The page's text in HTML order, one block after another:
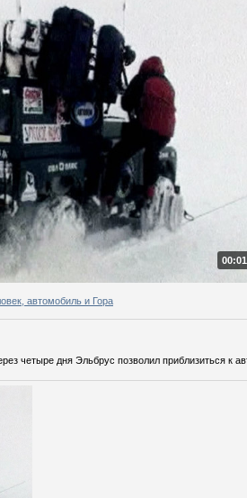
автомобиль и Гора
четыре дня Эльбрус позволил приблизиться к